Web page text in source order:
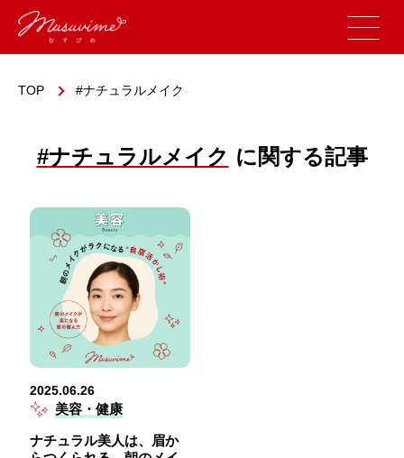
TOP ナチュラルメイク
#ナチュラルメイク に関する記事
2025.06.26
美容・健康
ナチュラル美人は、眉か